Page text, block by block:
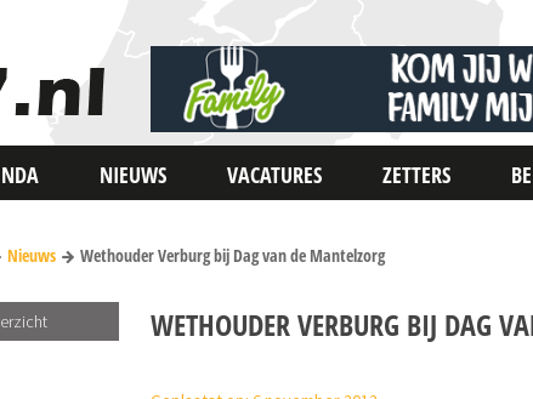
NIEUWS VACATURES ZETTERS
Nieuws Wethouder Verburg bij Dag van de Mantelzorg
WETHOUDER VERBURG BIJ DAG